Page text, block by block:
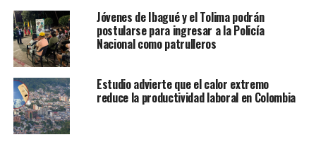
Jóvenes de Ibagué y el Tolima podrán
postularse para ingresar a la Policía
Nacional como patrulleros
Estudio advierte que el calor extremo
reduce la productividad laboral en Colombia